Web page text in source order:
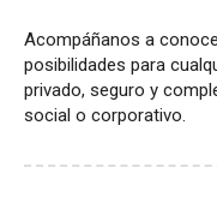
Acompáñanos a
posibilidades para
privado, seguro y
social o corporativo.